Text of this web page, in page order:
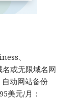
、
或无限域名网
动网站备份
美元/月：